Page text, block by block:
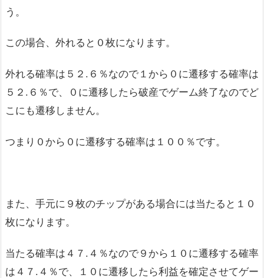
う。
この場合、外れると０枚になります。
外れる確率は５２.６％なので１から０に遷移する確率は
５２.６％で、０に遷移したら破産でゲーム終了なのでど
こにも遷移しません。
つまり０から０に遷移する確率は１００％です。
また、手元に９枚のチップがある場合には当たると１０
枚になります。
当たる確率は４７.４％なので９から１０に遷移する確率
は４７.４％で、１０に遷移したら利益を確定させてゲー